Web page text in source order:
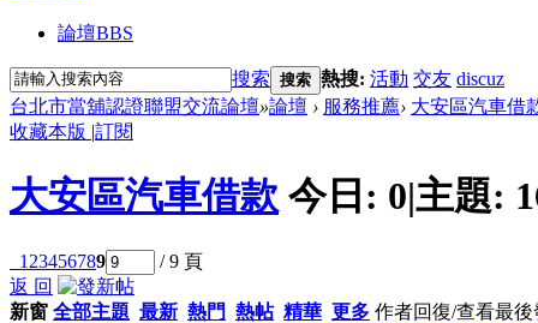
論壇BBS
搜索 搜索 熱搜: 活動 交友 discuz
台北市當舖認證聯盟交流論壇»論壇 › 服務推薦› 大安區汽車借
收藏本版 |訂閱
大安區汽車借款 今日: 0|主題:
1 23456789
/ 9 頁
返 回
新窗 全部主題 最新 熱門 熱帖 精華 更多 作者回復/查看最後